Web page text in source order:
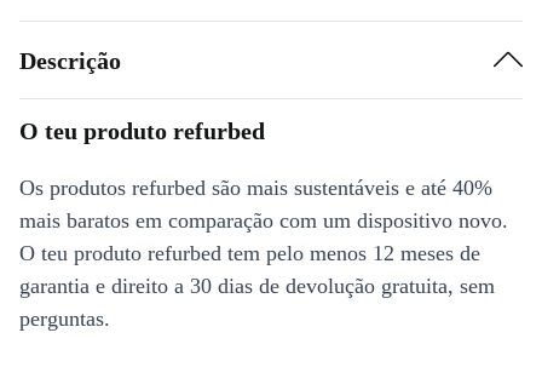
Descrição
O teu produto refurbed
Os produtos refurbed são mais sustentáveis e até 40%
mais baratos em comparação com um dispositivo novo.
O teu produto refurbed tem pelo menos 12 meses de
garantia e direito a 30 dias de devolução gratuita, sem
perguntas.